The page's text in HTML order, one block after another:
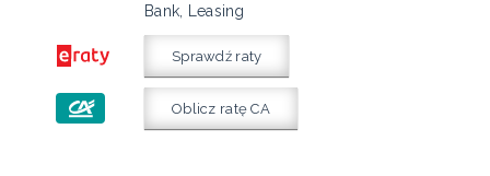
Bank, Leasing
Sprawdź raty
Oblicz ratę CA